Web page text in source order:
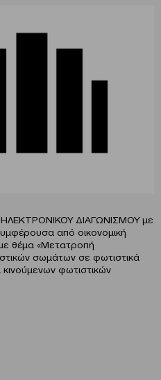
ΔΙΑΓΩΝΙΣΜΟΥ με
από οικονομική
θέμα «Μετατροπή
σωμάτων σε φωτιστικά
κινούμενων φωτιστικών